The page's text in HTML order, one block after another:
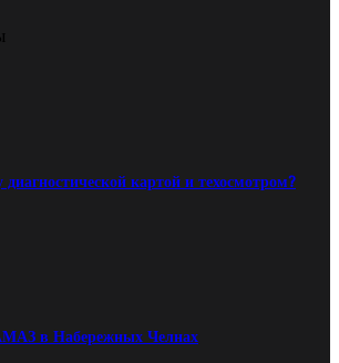
картой и техосмотром?
в Набережных Челнах